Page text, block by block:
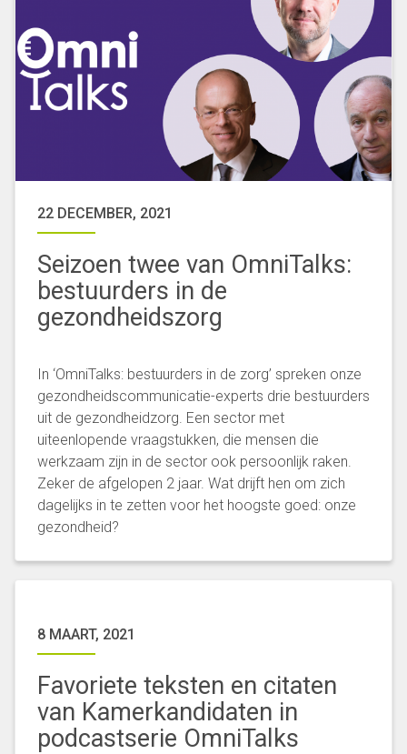
22 DECEMBER, 2021
Seizoen twee van OmniTalks:
bestuurders in de
gezondheidszorg
In ‘OmniTalks: bestuurders in de zorg’ spreken onze
gezondheidscommunicatie-experts drie bestuurders
uit de gezondheidzorg. Een sector met
uiteenlopende vraagstukken, die mensen die
werkzaam zijn in de sector ook persoonlijk raken.
Zeker de afgelopen 2 jaar. Wat drijft hen om zich
dagelijks in te zetten voor het hoogste goed: onze
gezondheid?
8 MAART, 2021
Favoriete teksten en citaten
van Kamerkandidaten in
podcastserie OmniTalks